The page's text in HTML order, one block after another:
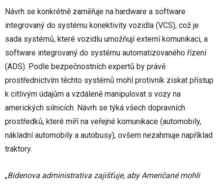
Návrh se konkrétně zaměřuje na hardware a software
integrovaný do systému konektivity vozidla (VCS), což je
sada systémů, které vozidlu umožňují externí komunikaci, a
software integrovaný do systému automatizovaného řízení
(ADS). Podle bezpečnostních expertů by právě
prostřednictvím těchto systémů mohl protivník získat přístup
k citlivým údajům a vzdáleně manipulovat s vozy na
amerických silnicích. Návrh se týká všech dopravních
prostředků, které míří na veřejné komunikace (automobily,
nákladní automobily a autobusy), ovšem nezahrnuje například
traktory.
„Bidenova administrativa zajišťuje, aby Američané mohli